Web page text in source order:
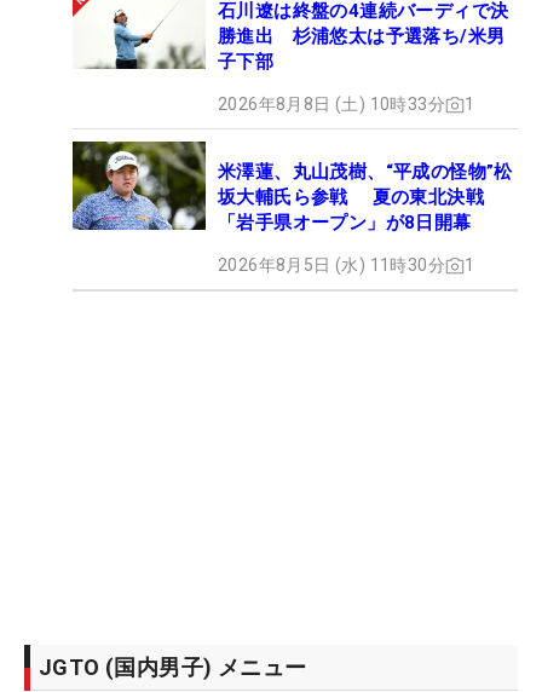
石川遼は終盤の4連続バーディで決
勝進出 杉浦悠太は予選落ち/米男
子下部
2026年8月8日 (土) 10時33分 1
米澤蓮、丸山茂樹、“平成の怪物”松
坂大輔氏ら参戦 夏の東北決戦
「岩手県オープン」が8日開幕
2026年8月5日 (水) 11時30分 1
JGTO (国内男子) メニュー